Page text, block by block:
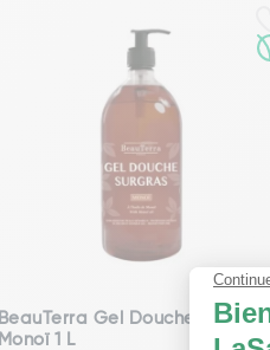
BeauTerra Gel Douche Surgras
Monoï 1 L